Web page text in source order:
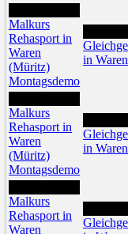
Malkurs
Rehasport in
Waren
(Müritz)
Montagsdemo
in
Malkurs
Rehasport in
Waren
(Müritz)
Montagsdemo
in
Malkurs
Rehasport in
Waren